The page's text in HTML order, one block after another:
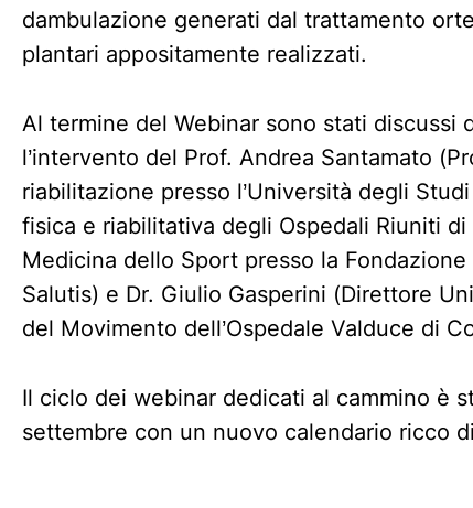
dambulazione generati dal trattamento
plantari appositamente realizzati.
Al termine del Webinar sono stati
l’intervento del Prof. Andrea Santamato
riabilitazione presso l’Università degli
fisica e riabilitativa degli Ospedali Riuniti
Medicina dello Sport presso la
Salutis) e Dr. Giulio Gasperini (Direttore
del Movimento dell’Ospedale Valduce di
Il ciclo dei webinar dedicati al cammino è
settembre con un nuovo calendario ricco